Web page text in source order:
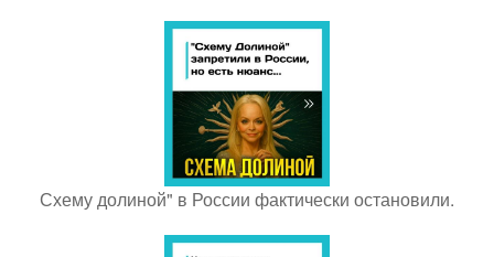
Схему долиной" в России фактически остановили.